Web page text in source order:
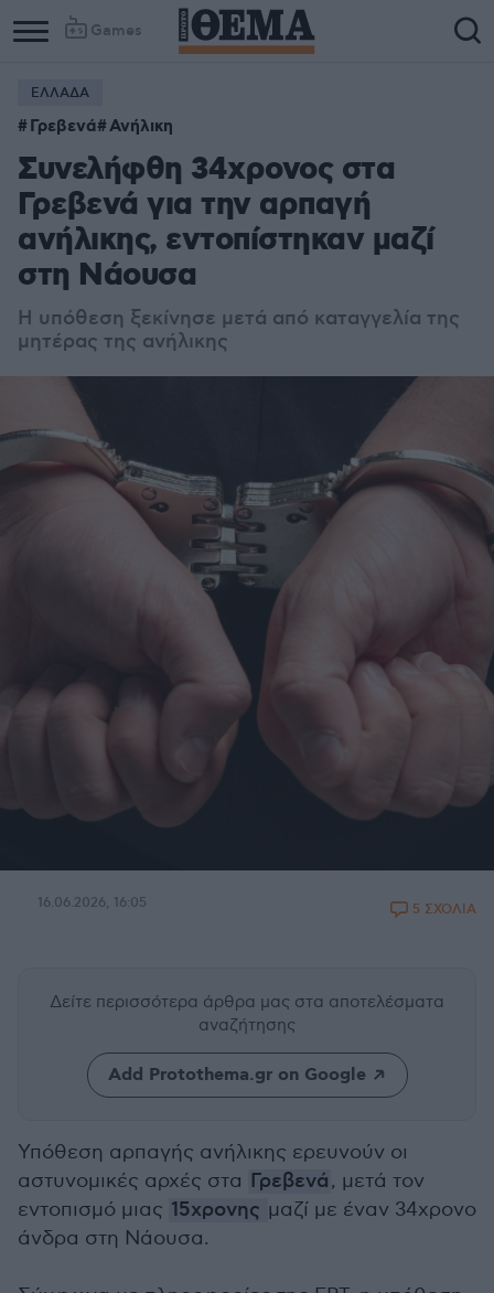
Games
ΕΛΛΑΔΑ
Γρεβενά Ανήλικη
Συνελήφθη 34χρονος στα
Γρεβενά για την αρπαγή
ανήλικης, εντοπίστηκαν μαζί
στη Νάουσα
Η υπόθεση ξεκίνησε μετά από καταγγελία της
μητέρας της ανήλικης
16.06.2026, 16:05 5 ΣΧΟΛΙΑ
Δείτε περισσότερα άρθρα μας στα αποτελέσματα
αναζήτησης
Add Protothema.gr on Google
Υπόθεση αρπαγής ανήλικης ερευνούν οι
αστυνομικές αρχές στα Γρεβενά, μετά τον
εντοπισμό μιας 15χρονης μαζί με έναν 34χρονο
άνδρα στη Νάουσα.